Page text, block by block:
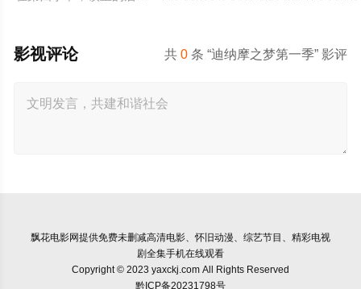
共0 条 “迪纳摩之梦第一季” 影评
影视评论
飘花电影网提供免费未删减高清电影、怀旧动漫、综艺节目、精彩电视
剧全集手机在线观看
Copyright © 2023 yaxckj.com All Rights Reserved
黔ICP备20231798号